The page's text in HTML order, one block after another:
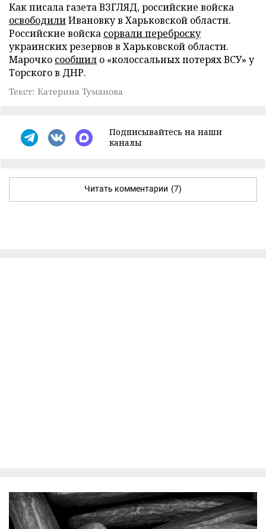
Как писала газета ВЗГЛЯД, российские войска
освободилиИвановку в Харьковской области.
Российские войска сорвали переброску
украинских резервов в Харьковской области.
Марочко сообщил о «колоссальных потерях ВСУ» у
Торского в ДНР.
Текст: Катерина Туманова
Подписывайтесь на наши
каналы
Читать комментарии (7)